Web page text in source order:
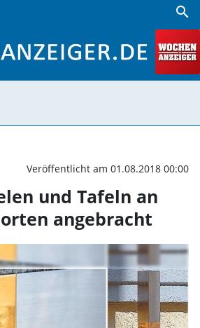
search
Veröffentlicht am 01.08.2018 00:00
und Tafeln an
angebracht